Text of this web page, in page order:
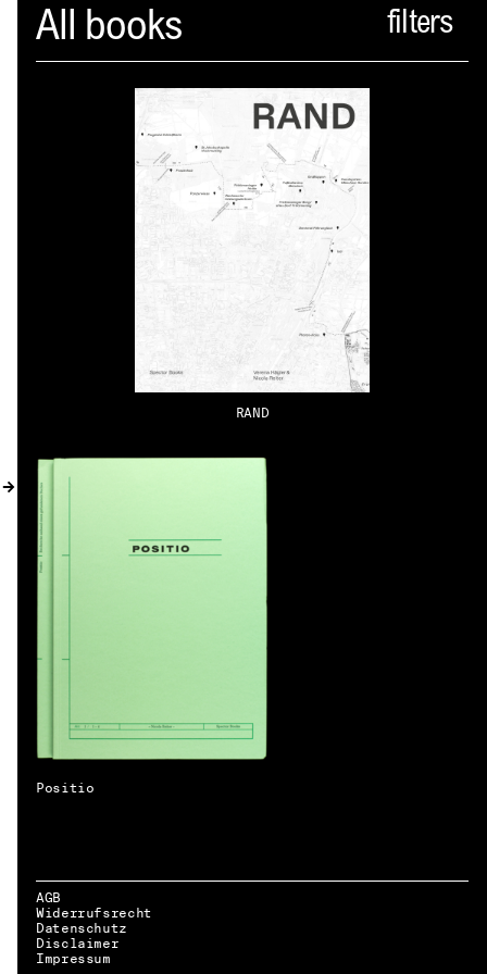
Spector
PROFIL
AKTUELLES
INDEX
WARENKORB (0)
VERLAGSVORSCHAU
DISTRIBUTION
KONTAKT
KUNDENKONTO
DE → EN
All books
RAND
Positio
AGB
Widerrufsrecht
Datenschutz
Disclaimer
Impressum